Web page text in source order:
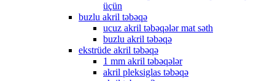
üçün
buzlu akril təbəqə
ucuz akril təbəqələr mat səth
buzlu akril təbəqə
ekstrüde akril təbəqə
1 mm akril təbəqələr
akril pleksiglas təbəqə